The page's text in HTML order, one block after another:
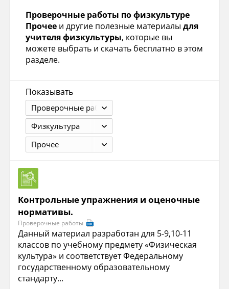
Проверочные работы по физкультуре
Прочее и другие полезные материалы для
учителя физкультуры, которые вы
можете выбрать и скачать бесплатно в этом
разделе.
Показывать
Проверочные работы
Физкультура
Прочее
Контрольные упражнения и оценочные
нормативы.
Проверочные работы
Данный материал разработан для 5-9,10-11
классов по учебному предмету «Физическая
культура» и соответствует Федеральному
государственному образовательному
стандарту...